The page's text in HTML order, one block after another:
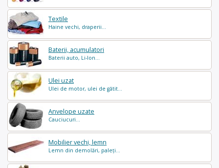
Textile
Haine vechi, draperii...
Baterii, acumulatori
Baterii auto, Li-Ion...
Ulei uzat
Ulei de motor, ulei de gătit...
Anvelope uzate
Cauciucuri...
Mobilier vechi, lemn
Lemn din demolări, paleți...